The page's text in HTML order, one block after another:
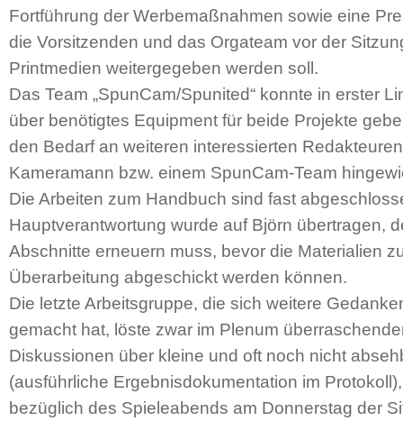
Fortführung der Werbemaßnahmen sowie eine
die Vorsitzenden und das Orgateam vor der
Printmedien weitergegeben werden soll.
Das Team „SpunCam/Spunited“ konnte in erster
über benötigtes Equipment für beide Projekte
den Bedarf an weiteren interessierten
Kameramann bzw. einem SpunCam-Team
Die Arbeiten zum Handbuch sind fast
Hauptverantwortung wurde auf Björn übertragen,
Abschnitte erneuern muss, bevor die Materialien
Überarbeitung abgeschickt werden können.
Die letzte Arbeitsgruppe, die sich weitere
gemacht hat, löste zwar im Plenum
Diskussionen über kleine und oft noch nicht
(ausführliche Ergebnisdokumentation im
bezüglich des Spieleabends am Donnerstag der